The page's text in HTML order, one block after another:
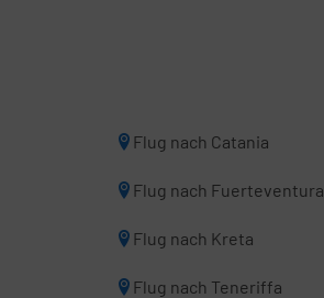
Flug nach Catania
Flug nach Fuerteventura
Flug nach Kreta
Flug nach Teneriffa